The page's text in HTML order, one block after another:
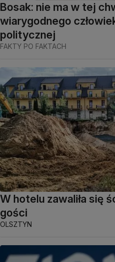
Bosak: nie ma w tej
wiarygodnego
politycznej
FAKTY PO FAKTACH
W hotelu zawaliła się
gości
OLSZTYN